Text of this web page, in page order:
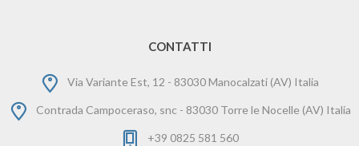
CONTATTI
Via Variante Est, 12 - 83030 Manocalzati (AV) Italia
Contrada Campoceraso, snc - 83030 Torre le Nocelle (AV) Italia
+39 0825 581 560